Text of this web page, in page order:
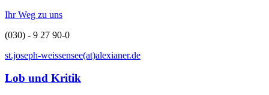
Ihr Weg zu uns
(030) - 9 27 90-0
st.joseph-weissensee(at)alexianer.de
Lob und Kritik